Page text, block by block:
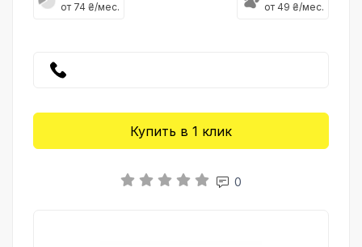
от 74 ₴/мес.
от 49 ₴/мес.
Купить в 1 клик
0